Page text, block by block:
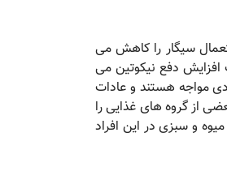
سیگار را کاهش می
دفع نیکوتین می
مواجه هستند و عادات
از گروه های غذایی را
و سبزی در این افراد